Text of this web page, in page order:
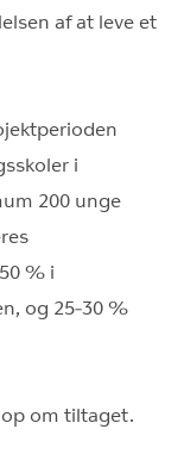
af at leve et
i
200 unge
% i
og 25-30 %
om tiltaget.